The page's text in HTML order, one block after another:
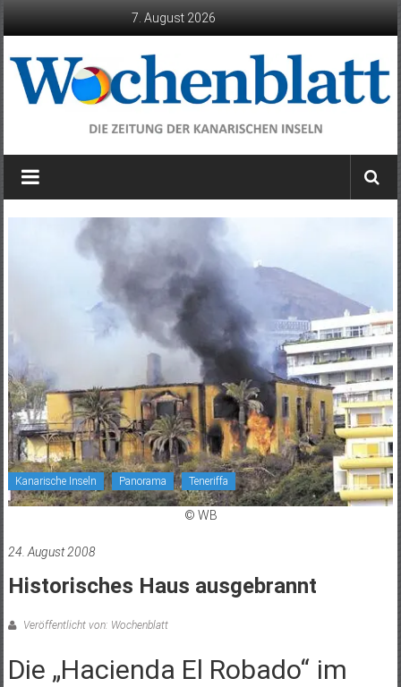
7. August 2026
Wochenblatt
die
Kanarischen
Kanarische Inseln Panorama Teneriffa
© WB
24. August 2008
Historisches Haus ausgebrannt
Veröffentlicht von: Wochenblatt
Die „Hacienda El Robado“ im